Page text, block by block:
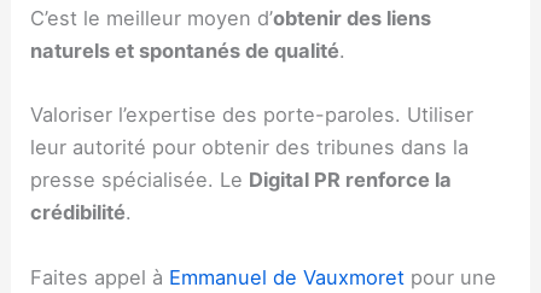
C’est le meilleur moyen d’obtenir des liens
naturels et spontanés de qualité.
Valoriser l’expertise des porte-paroles. Utiliser
leur autorité pour obtenir des tribunes dans la
presse spécialisée. Le Digital PR renforce la
crédibilité.
Faites appel à Emmanuel de Vauxmoret pour une